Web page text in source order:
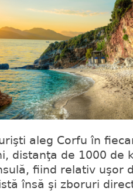
aleg Corfu în
distanţa de 1000 de
fiind relativ uşor
însă şi zboruri